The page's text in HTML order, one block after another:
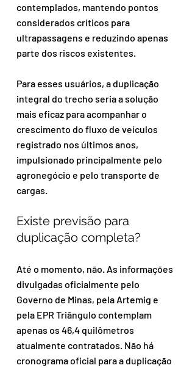
contemplados, mantendo pontos
considerados críticos para
ultrapassagens e reduzindo apenas
parte dos riscos existentes.
Para esses usuários, a duplicação
integral do trecho seria a solução
mais eficaz para acompanhar o
crescimento do fluxo de veículos
registrado nos últimos anos,
impulsionado principalmente pelo
agronegócio e pelo transporte de
cargas.
Existe previsão para
duplicação completa?
Até o momento, não. As informações
divulgadas oficialmente pelo
Governo de Minas, pela Artemig e
pela EPR Triângulo contemplam
apenas os 46,4 quilômetros
atualmente contratados. Não há
cronograma oficial para a duplicação